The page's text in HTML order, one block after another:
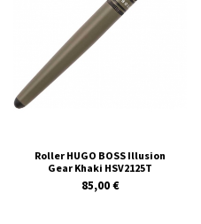
Roller HUGO BOSS Illusion
Gear Khaki HSV2125T
85,00 €